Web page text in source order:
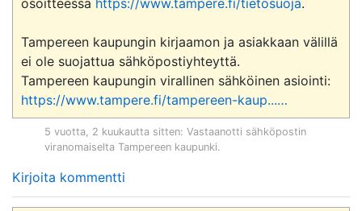
osoitteessa https://www.tampere.fi/tietosuoja.
Tampereen kaupungin kirjaamon ja asiakkaan välillä
ei ole suojattua sähköpostiyhteyttä.
https://www.tampere.fi/tampereen-kaup...…
5 vuotta, 2 kuukautta sitten: Vastaanotti sähköpostin
viranomaiselta Tampereen kaupunki.
Kirjoita kommentti